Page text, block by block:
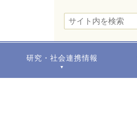
研究・社会連携情報
▼